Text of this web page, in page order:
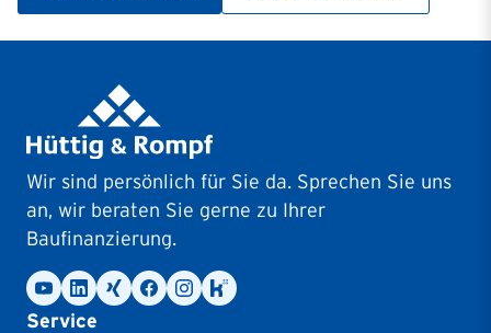
Wir sind persönlich für Sie da. Sprechen Sie uns
an, wir beraten Sie gerne zu Ihrer
Baufinanzierung.
Service